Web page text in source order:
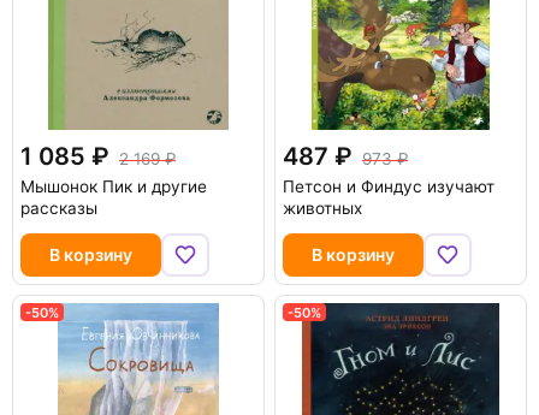
1 085
2 169
Мышонок Пик и другие
рассказы
В корзину
487
973
Петсон и Финдус изучают
животных
В корзину
-50% -50%